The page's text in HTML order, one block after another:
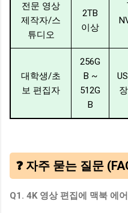
전문 영상
제작자/스
튜디오
2TB
이상
대학생/초
보 편집자
256G
B ~
512G
B
❓ 자주 묻는 질문
Q1. 4K 영상 편집에 맥북 에